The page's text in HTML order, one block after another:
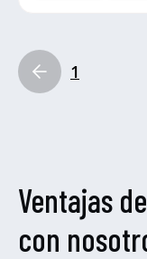
1
Ventajas
con